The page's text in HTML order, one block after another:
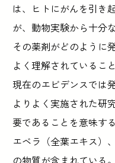
は、ヒトにがんを引き
が、動物実験から十分
その薬剤がどのように
よく理解されているこ
現在のエビデンスでは
よりよく実施された研
要であることを意味す
エベラ（全葉エキス）
の物質が含まれている。